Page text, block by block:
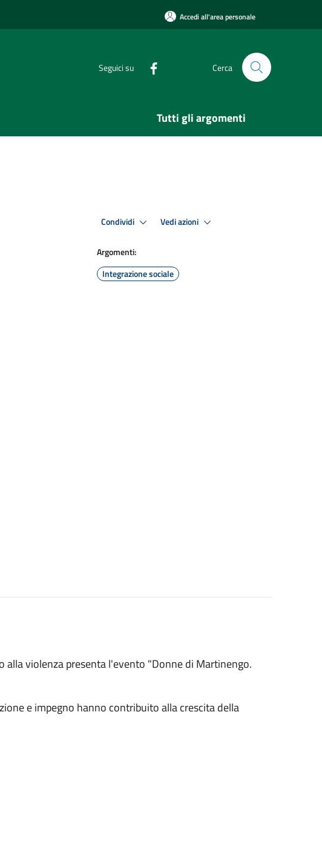
Accedi all'area personale
Seguici su Cerca
Tutti gli argomenti
Condividi Vedi azioni
Argomenti:
Integrazione sociale
alla violenza presenta l'evento "Donne di Martinengo.
e impegno hanno contribuito alla crescita della